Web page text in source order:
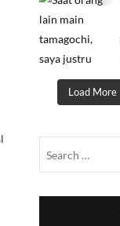
Load More